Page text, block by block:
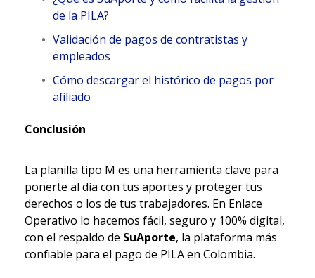
de la PILA?
Validación de pagos de contratistas y
empleados
Cómo descargar el histórico de pagos por
afiliado
Conclusión
La planilla tipo M es una herramienta clave para
ponerte al día con tus aportes y proteger tus
derechos o los de tus trabajadores. En Enlace
Operativo lo hacemos fácil, seguro y 100% digital,
con el respaldo de SuAporte, la plataforma más
confiable para el pago de PILA en Colombia.